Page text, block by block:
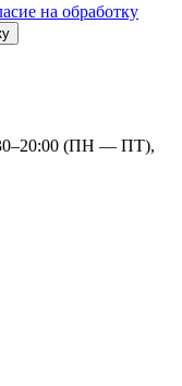
на обработку
(ПН — ПТ),